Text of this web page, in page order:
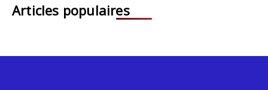
Articles populaires